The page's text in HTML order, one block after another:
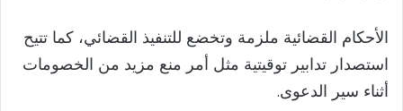
الأحكام القضائية ملزمة وتخضع للتنفيذ القضائي، كما تتيح
استصدار تدابير توقيتية مثل أمر منع مزيد من الخصومات
أثناء سير الدعوى.